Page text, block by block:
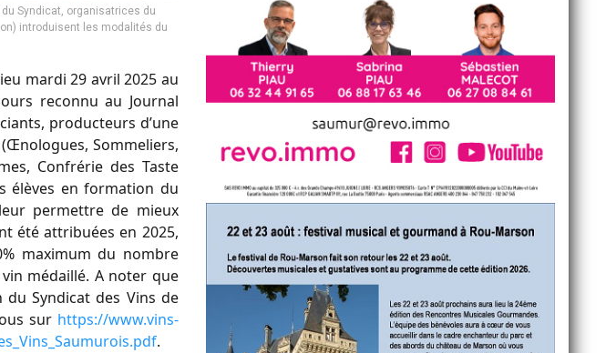
Syndicat, organisatrices du
introduisent les modalités du
mardi 29 avril 2025 au
reconnu au Journal
producteurs d’une
Sommeliers,
Confrérie des Taste
élèves en formation du
permettre de mieux
été attribuées en 2025,
maximum du nombre
médaillé. A noter que
Syndicat des Vins de
sur https://www.vins-
.